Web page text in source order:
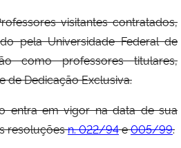
visitantes contratados,
pela Universidade Federal de
como professores titulares,
de Dedicação Exclusiva.
entra em vigor na data de sua
resoluçõesn. 022/94e005/99.